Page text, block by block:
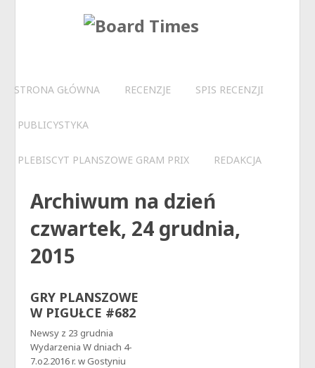
STRONA GŁÓWNA RECENZJE SPIS RECENZJI
PUBLICYSTYKA
PLEBISCYT PLANSZOWE GRAM PRIX REDAKCJA
Archiwum na dzień
czwartek, 24 grudnia,
2015
GRY PLANSZOWE
W PIGUŁCE #682
Newsy z 23 grudnia
Wydarzenia W dniach 4-
7.o2.2016 r. w Gostyniu